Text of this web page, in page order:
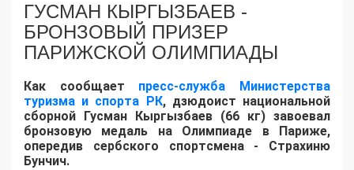
ГУСМАН КЫРГЫЗБАЕВ -
БРОНЗОВЫЙ ПРИЗЕР
ПАРИЖСКОЙ ОЛИМПИАДЫ
Как сообщает пресс-служба Министерства
туризма и спорта РК, дзюдоист национальной
сборной Гусман Кыргызбаев (66 кг) завоевал
бронзовую медаль на Олимпиаде в Париже,
опередив сербского спортсмена - Страхиню
Бунчич.